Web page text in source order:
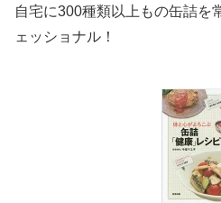
自宅に300種類以上もの缶詰を
ェッショナル！